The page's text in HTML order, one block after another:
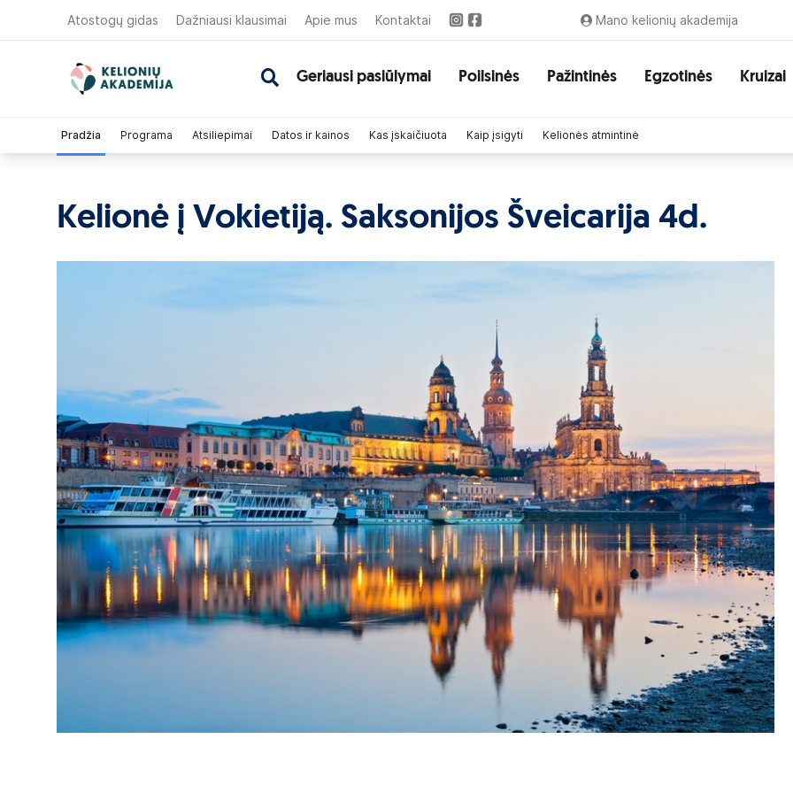
Atostogų gidas Dažniausi klausimai Apie mus Kontaktai Mano kelionių akademija
Geriausi pasiūlymai Poilsinės Pažintinės Egzotinės Kruizai
Kelionė į Vokietiją. Saksonijos Šveicarija 4d.
Pradžia Programa Atsiliepimai Datos ir kainos Kas įskaičiuota Kaip įsigyti Kelionės atmintinė